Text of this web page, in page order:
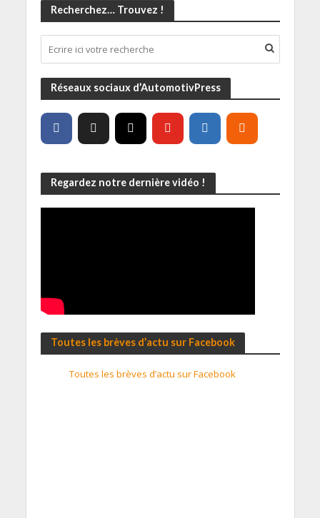
Recherchez… Trouvez !
Réseaux sociaux d’AutomotivPress
Regardez notre dernière vidéo !
Toutes les brèves d’actu sur Facebook
Toutes les brèves d’actu sur Facebook